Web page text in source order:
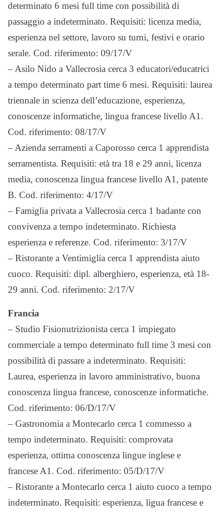
determinato 6 mesi full time con possibilità di
passaggio a indeterminato. Requisiti: licenza media,
esperienza nel settore, lavoro su turni, festivi e orario
serale. Cod. riferimento: 09/17/V
– Asilo Nido a Vallecrosia cerca 3 educatori/educatrici
a tempo determinato part time 6 mesi. Requisiti: laurea
triennale in scienza dell’educazione, esperienza,
conoscenze informatiche, lingua francese livello A1.
Cod. riferimento: 08/17/V
– Azienda serramenti a Caporosso cerca 1 apprendista
serramentista. Requisiti: età tra 18 e 29 anni, licenza
media, conoscenza lingua francese livello A1, patente
B. Cod. riferimento: 4/17/V
– Famiglia privata a Vallecrosia cerca 1 badante con
convivenza a tempo indeterminato. Richiesta
esperienza e referenze. Cod. riferimento: 3/17/V
– Ristorante a Ventimiglia cerca 1 apprendista aiuto
cuoco. Requisiti: dipl. alberghiero, esperienza, età 18-
29 anni. Cod. riferimento: 2/17/V
Francia
– Studio Fisionutrizionista cerca 1 impiegato
commerciale a tempo determinato full time 3 mesi con
possibilità di passare a indeterminato. Requisiti:
Laurea, esperienza in lavoro amministrativo, buona
conoscenza lingua francese, conoscenze informatiche.
Cod. riferimento: 06/D/17/V
– Gastronomia a Montecarlo cerca 1 commesso a
tempo indeterminato. Requisiti: comprovata
esperienza, ottima conoscenza lingue inglese e
francese A1. Cod. riferimento: 05/D/17/V
– Ristorante a Montecarlo cerca 1 aiuto cuoco a tempo
indeterminato. Requisiti: esperienza, ligua francese e